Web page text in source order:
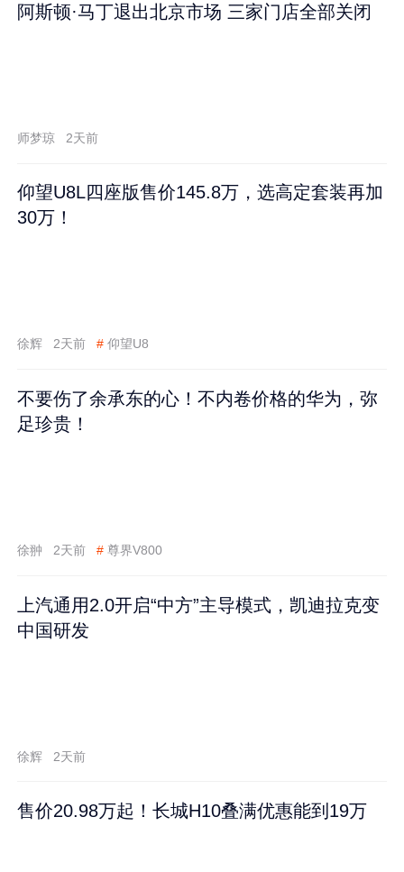
阿斯顿·马丁退出北京市场 三家门店全部关闭
师梦琼 2天前
仰望U8L四座版售价145.8万，选高定套装再加
30万！
徐辉 2天前 # 仰望U8
不要伤了余承东的心！不内卷价格的华为，弥
足珍贵！
徐翀 2天前 # 尊界V800
上汽通用2.0开启“中方”主导模式，凯迪拉克变
中国研发
徐辉 2天前
售价20.98万起！长城H10叠满优惠能到19万